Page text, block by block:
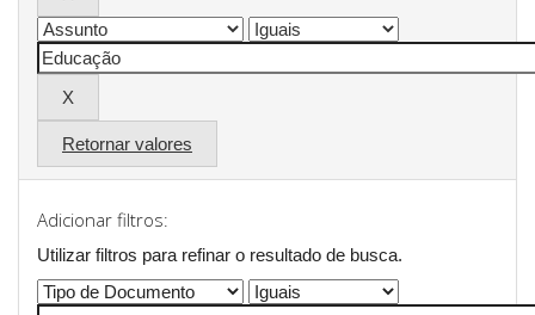
Retornar valores
Adicionar filtros:
Utilizar filtros para refinar o resultado de busca.